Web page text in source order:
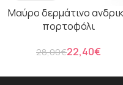
Μαύρο δερμάτινο
πορτοφόλι
28,00€22,40€